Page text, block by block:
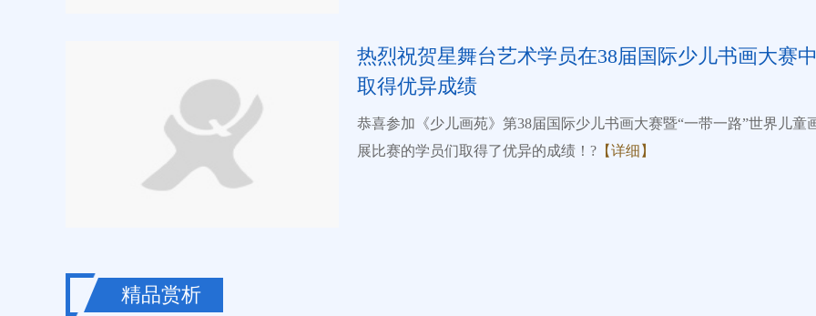
象 海内外3-16岁的少年儿童。 2.参赛要求 (一) 作品内容 形式自选，题材
自定，内容不限，必须是少年儿童独立创作的健康向上的艺术作品，不
得违背国家法律法规、道德风俗和主流价值观，不侵犯他人或第三方机
构的权益（包括：著作权、名誉权等）。 (二) 作品样式 绘画作品包括彩
累计有400余万人次国内外少年儿童参加了该赛事，所有参赛作品均进行
网络展播，同时，优秀作品入选“一带一路”世界儿童画展览。赛事设有特
别金奖、金奖、银奖、铜奖、优秀奖、纪念奖等奖项，全程实行信息化
管理，由评委专家线上主持评奖。 毕加索曾说：“每个孩子都是天生的艺
术家。”他们追光而行，用画笔描绘心中梦想。一支画笔，一点创意，就
热烈祝贺星舞台艺术学员在38届国际少儿书画大赛中
取得优异成绩
恭喜参加《少儿画苑》第38届国际少儿书画大赛暨“一带一路”世界儿童
展比赛的学员们取得了优异的成绩！? 【详细】
精品赏析